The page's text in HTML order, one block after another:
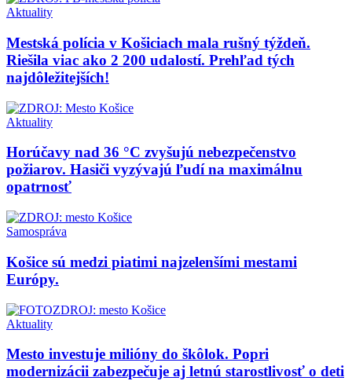
Aktuality
Mestská polícia v Košiciach mala rušný týždeň.
Riešila viac ako 2 200 udalostí. Prehľad tých
najdôležitejších!
Aktuality
Horúčavy nad 36 °C zvyšujú nebezpečenstvo
požiarov. Hasiči vyzývajú ľudí na maximálnu
opatrnosť
Samospráva
Košice sú medzi piatimi najzelenšími mestami
Európy.
Aktuality
Mesto investuje milióny do škôlok. Popri
modernizácii zabezpečuje aj letnú starostlivosť o deti